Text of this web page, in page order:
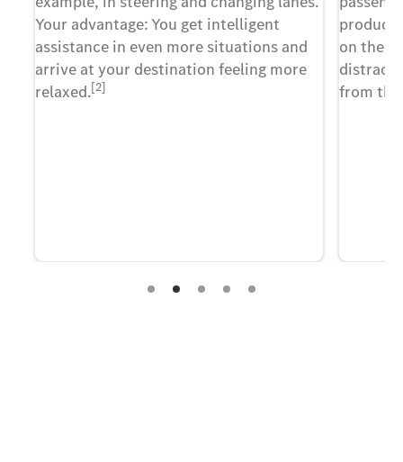
Your advantage: You get intelligent
assistance in even more situations and
arrive at your destination feeling more
relaxed.[2]
on the
from